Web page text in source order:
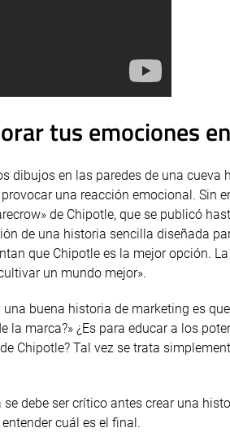
tus emociones
dibujos en las paredes de una cueva
una reacción emocional. Sin
de Chipotle, que se publicó
de una historia sencilla diseñada
que Chipotle es la mejor opción.
un mundo mejor».
buena historia de marketing es
la marca?» ¿Es para educar a los
Chipotle? Tal vez se trata
debe ser crítico antes crear una
cuál es el final.